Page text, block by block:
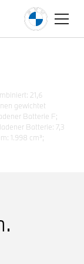
für
21,6
gewichtet
Batterie F;
Batterie: 7,3
1.998 cm³;